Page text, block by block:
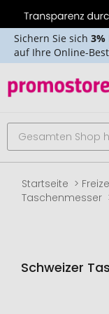
Sichern Sie sich 3%
auf Ihre Online-
Startseite
Taschenmesser
Schweizer